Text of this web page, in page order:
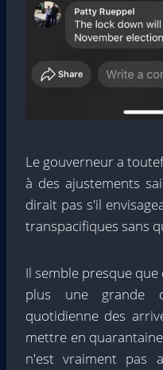
Le gouverneur a
à des ajustements
dirait pas s'il
transpacifiques sans
Il semble presque
plus une grande
quotidienne des
mettre en
n'est vraiment pas